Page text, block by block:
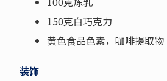
150克白巧克力
黄色食品色素，咖啡提取物
装饰